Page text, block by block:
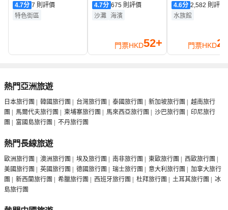
4.7分
7 則評價
特色街區
4.7分
675 則評價
沙灘 海濱
門票HKD52+
4.6分
2,582 則評價
水族館
門票HKD
熱門亞洲旅遊
日本旅行團 | 韓國旅行團 | 台灣旅行團 | 泰國旅行團 | 新加坡旅行團 | 越南旅行
團 | 馬爾代夫旅行團 | 柬埔寨旅行團 | 馬來西亞旅行團 | 沙巴旅行團 | 印尼旅行
團 | 富國島旅行團 | 不丹旅行團
熱門長線旅遊
歐洲旅行團 | 澳洲旅行團 | 埃及旅行團 | 南非旅行團 | 東歐旅行團 | 西歐旅行團 |
美國旅行團 | 英國旅行團 | 德國旅行團 | 瑞士旅行團 | 意大利旅行團 | 加拿大旅行
團 | 新西蘭旅行團 | 希臘旅行團 | 西班牙旅行團 | 杜拜旅行團 | 土耳其旅行團 | 冰
島旅行團